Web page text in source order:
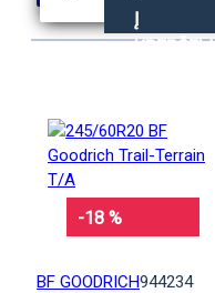
Į
KREPŠELĮ
-18 %
BF GOODRICH944234